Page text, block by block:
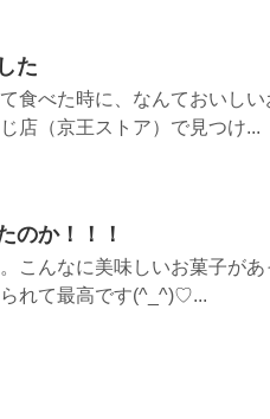
た
食べた時に、なんておいし
店（京王ストア）で見つけ...
のか！！！
こんなに美味しいお菓子が
れて最高です(^_^)♡...